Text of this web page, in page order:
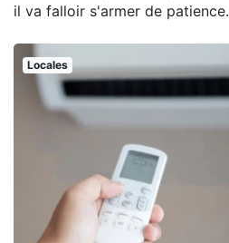
il va falloir s'armer de patience.
Locales